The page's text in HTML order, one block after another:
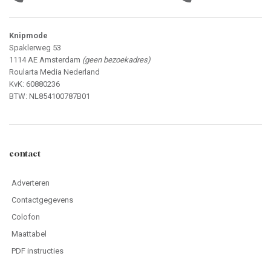
Knipmode
Spaklerweg 53
1114 AE Amsterdam (geen bezoekadres)
Roularta Media Nederland
KvK: 60880236
BTW: NL854100787B01
contact
Adverteren
Contactgegevens
Colofon
Maattabel
PDF instructies